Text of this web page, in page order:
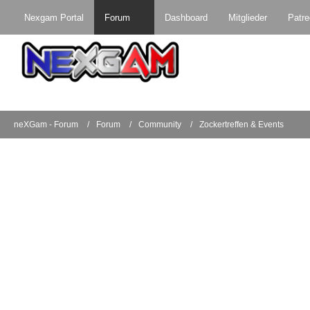
Nexgam Portal Forum Dashboard Mitglieder
neXGam - Forum Forum Community Zockertreffen & Events